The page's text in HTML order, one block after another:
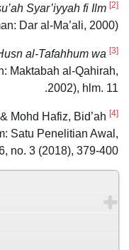
[2]
Syar’iyyah fi Ilm
Dar al-Ma’ali, 2000).
[3]
al-Tafahhum wa
Maktabah al-Qahirah,
2002), hlm. 11.
[4]
Mohd Hafiz, Bid’ah
Satu Penelitian Awal,
no. 3 (2018), 379-400.